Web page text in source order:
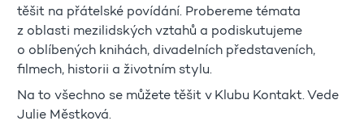
těšit na přátelské povídání. Probereme témata
z oblasti mezilidských vztahů a podiskutujeme
o oblíbených knihách, divadelních představeních,
filmech, historii a životním stylu.
Na to všechno se můžete těšit v Klubu Kontakt. Vede
Julie Městková.